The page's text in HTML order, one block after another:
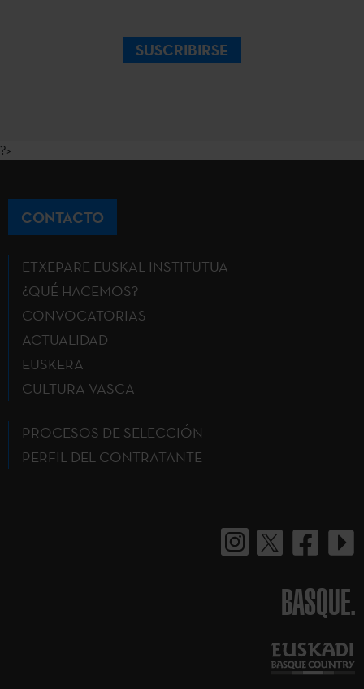
SUSCRIBIRSE
?>
CONTACTO
ETXEPARE EUSKAL INSTITUTUA
¿QUÉ HACEMOS?
CONVOCATORIAS
ACTUALIDAD
EUSKERA
CULTURA VASCA
PROCESOS DE SELECCIÓN
PERFIL DEL CONTRATANTE
BASQUE.